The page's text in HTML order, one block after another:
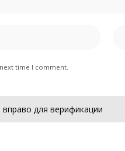
time I comment.
для верификации